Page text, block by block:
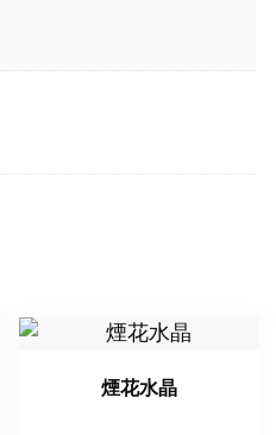
煙花水晶